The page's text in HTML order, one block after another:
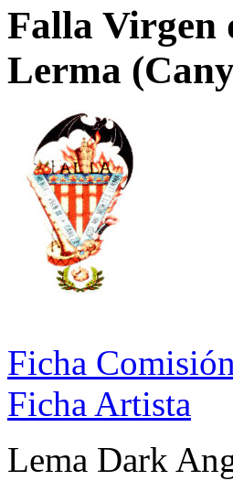
Falla Virgen
Lerma
Ficha Comisión
Ficha Artista
Lema Dark